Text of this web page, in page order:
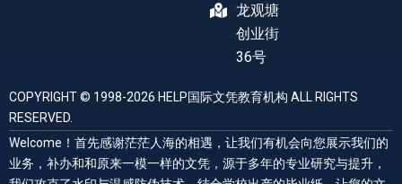
龙观塘
创业街
36号
COPYRIGHT © 1998-2026 HELP国际文凭教育机构 ALL RIGHTS
RESERVED.
Welcome！首先感谢茫茫人海的相遇，让我们有机会向您展示我们的
业务，补办和和原来一模一样的文凭，源于多年的专业研究与提升，